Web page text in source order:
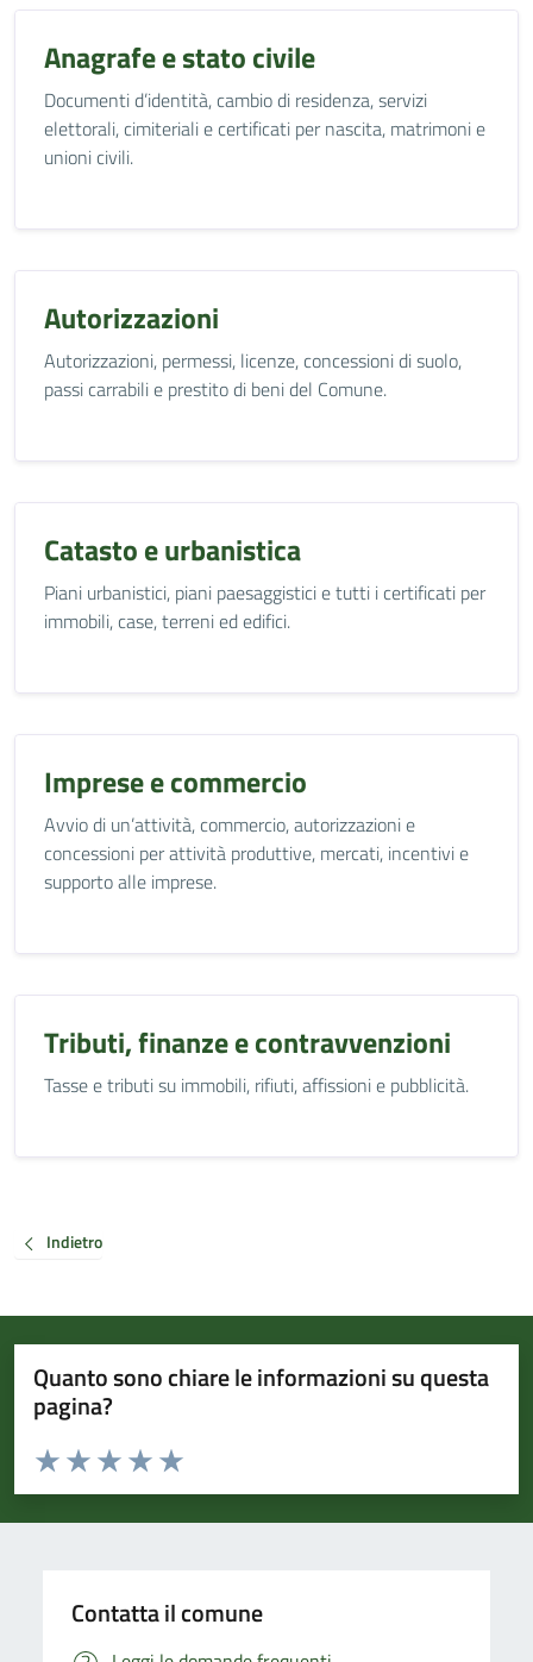
Anagrafe e stato civile
Documenti d’identità, cambio di residenza, servizi
elettorali, cimiteriali e certificati per nascita, matrimoni e
unioni civili.
Autorizzazioni
Autorizzazioni, permessi, licenze, concessioni di suolo,
passi carrabili e prestito di beni del Comune.
Catasto e urbanistica
Piani urbanistici, piani paesaggistici e tutti i certificati per
immobili, case, terreni ed edifici.
Imprese e commercio
Avvio di un’attività, commercio, autorizzazioni e
concessioni per attività produttive, mercati, incentivi e
supporto alle imprese.
Tributi, finanze e contravvenzioni
Tasse e tributi su immobili, rifiuti, affissioni e pubblicità.
Indietro
Quanto sono chiare le informazioni su questa
pagina?
Valuta da 1 a 5 stelle la pagina
Valuta 5 stelle su 5
Valuta 4 stelle su 5
Valuta 3 stelle su 5
Valuta 2 stelle su 5
Valuta 1 stelle su 5
Contatta il comune